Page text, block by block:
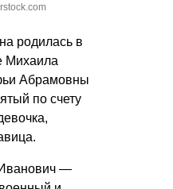
родилась в
Михаила
Абрамовны
по счету
—